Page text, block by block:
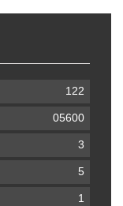
122
05600
3
5
1